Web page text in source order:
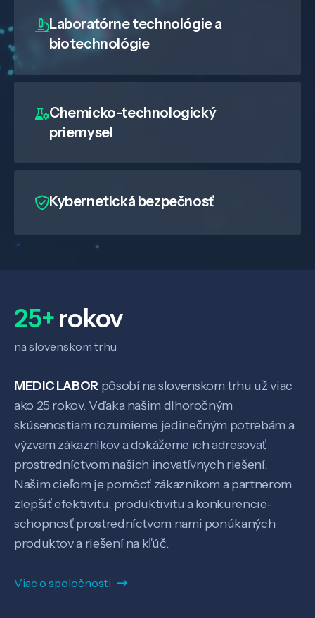
Laboratórne technológie a
biotechnológie
Chemicko-technologický
priemysel
Kybernetická bezpečnosť
25+rokov
na slovenskom trhu
MEDIC LABOR pôsobí na slovenskom trhu už viac
ako 25 rokov. Vďaka našim dlhoročným
skúsenostiam rozumieme jedinečným potrebám a
výzvam zákazníkov a dokážeme ich adresovať
prostredníctvom našich inovatívnych riešení.
Našim cieľom je pomôcť zákazníkom a partnerom
zlepšiť efektivitu, produktivitu a konkurencie-
schopnosť prostredníctvom nami ponúkaných
produktov a riešení na kľúč.
Viac o spoločnosti